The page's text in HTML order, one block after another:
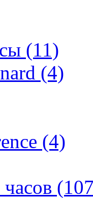
(11)
(4)
(4)